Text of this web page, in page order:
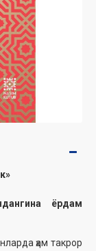
ёрдам
ҳам такрор